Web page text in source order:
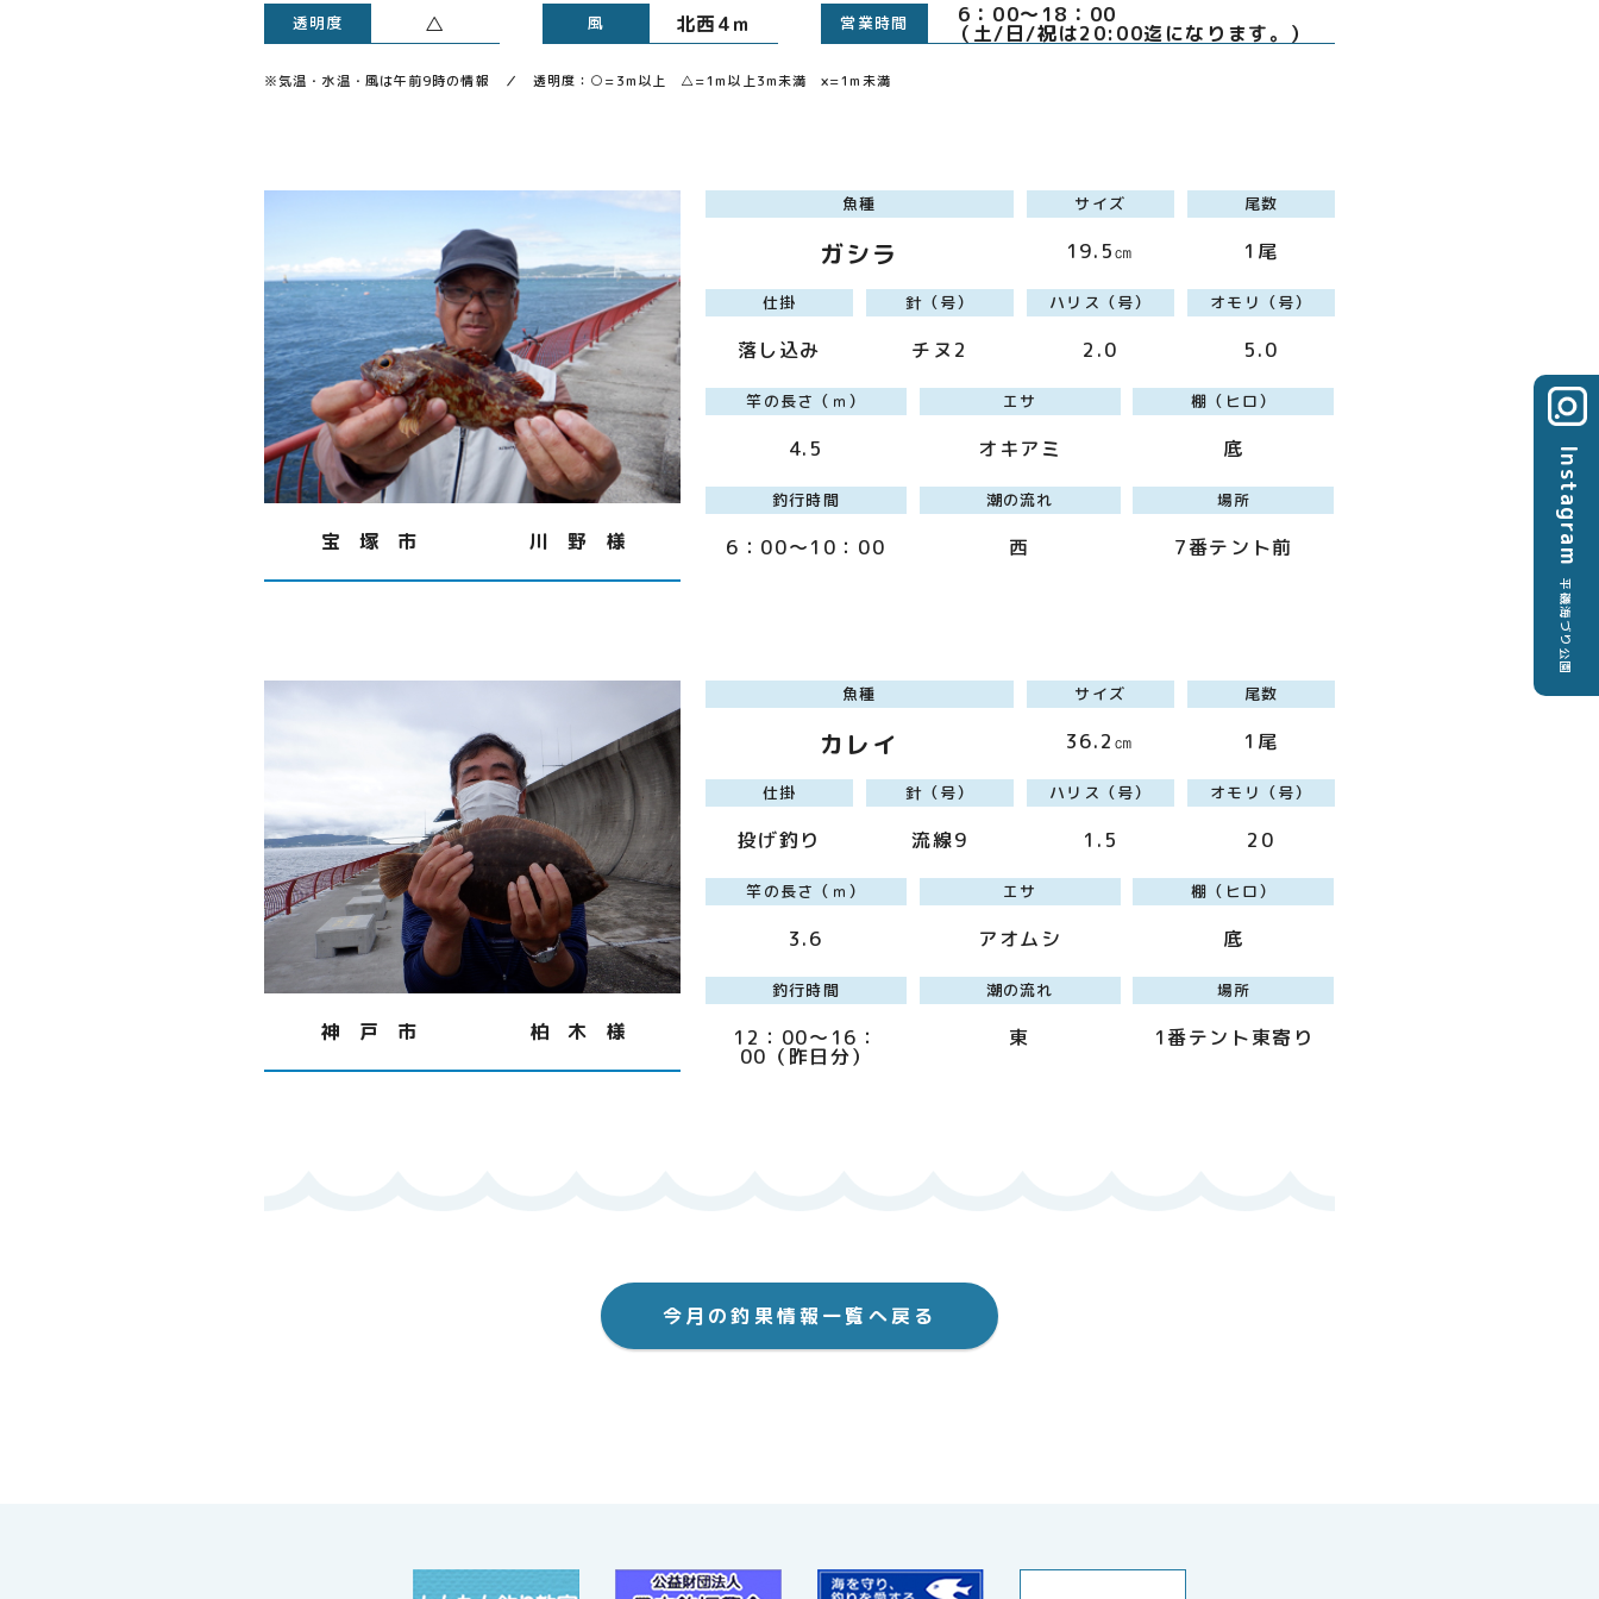
透明度 △ 風 北西4ｍ 営業時間 6：00～18：00
（土/日/祝は20:00迄になります。）
※気温・水温・風は午前9時の情報 ／ 透明度：○=3m以上 △=1m以上3m未満 ×=1m未満
宝 塚 市 川 野 様
魚種
ガシラ
サイズ
19.5㎝
尾数
1尾
仕掛
落し込み
針（号）
チヌ2
ハリス（号）
2.0
オモリ（号）
5.0
竿の長さ（ｍ）
4.5
エサ
オキアミ
棚（ヒロ）
底
釣行時間
6：00～10：00
潮の流れ
西
場所
7番テント前
神 戸 市 柏 木 様
魚種
カレイ
サイズ
36.2㎝
尾数
1尾
仕掛
投げ釣り
針（号）
流線9
ハリス（号）
1.5
オモリ（号）
20
竿の長さ（ｍ）
3.6
エサ
アオムシ
棚（ヒロ）
底
釣行時間
12：00～16：
00（昨日分）
潮の流れ
東
場所
1番テント東寄り
今月の釣果情報一覧へ戻る
Instagram
平磯海づり公園